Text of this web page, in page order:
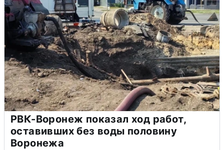
РВК-Воронеж показал ход работ,
оставивших без воды половину
Воронежа